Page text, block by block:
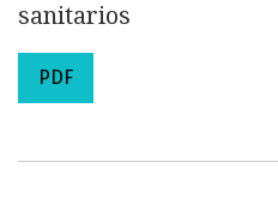
sanitarios
PDF